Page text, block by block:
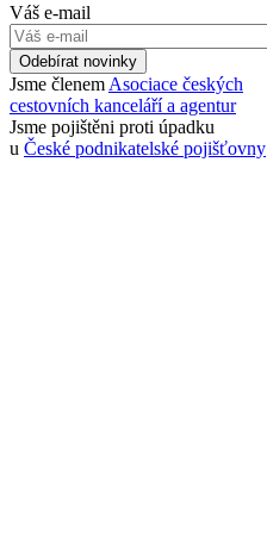
Váš e-mail
Odebírat novinky
Jsme členem Asociace českých
cestovních kanceláří a agentur
Jsme pojištěni proti úpadku
u České podnikatelské pojišťovny